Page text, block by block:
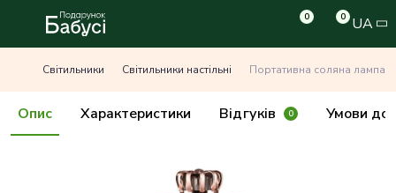
0 0 UA
Світильники Світильники настільні Портативна соляна лампа з
Опис Характеристики Відгуків 0 Умови